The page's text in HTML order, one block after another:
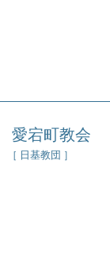
愛宕町教会
［ 日基教団 ］